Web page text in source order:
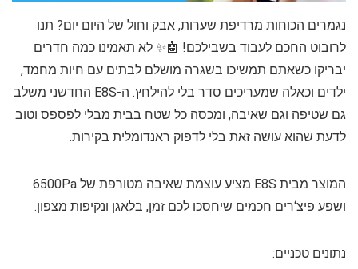
נגמרים הכוחות מרדיפת שערות, אבק וחול של היום יום? תנו
לרובוט החכם לעבוד בשבילכם! 🤖✨ לא תאמינו כמה חדרים
יבריקו כשאתם תמשיכו בשגרה מושלם לבתים עם חיות מחמד,
ילדים וכאלה שמעריכים סדר בלי להילחץ. ה-E8S החדשני משלב
גם שטיפה וגם שאיבה, ומכסה כל שטח בבית מבלי לפספס וטוב
לדעת שהוא עושה זאת בלי לדפוק ראנדומלית בקירות.
המוצר מבית E8S מציע עוצמת שאיבה מטורפת של 6500Pa
ושפע פיצ‘רים חכמים שיחסכו לכם זמן, בלאגן ונקיפות מצפון.
נתונים טכניים: